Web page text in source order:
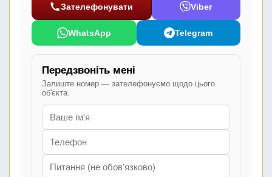
Зателефонувати Viber
WhatsApp Telegram
Передзвоніть мені
Залиште номер — зателефонуємо щодо цього
об'єкта.